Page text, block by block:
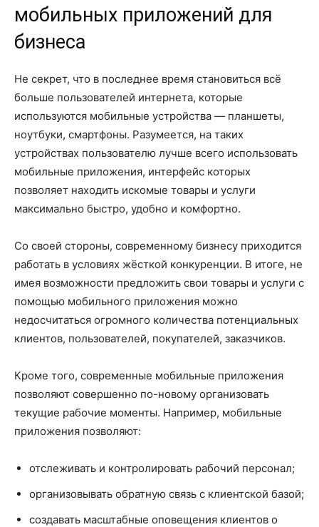
мобильных приложений для
бизнеса
Не секрет, что в последнее время становиться всё
больше пользователей интернета, которые
используются мобильные устройства — планшеты,
ноутбуки, смартфоны. Разумеется, на таких
устройствах пользователю лучше всего использовать
мобильные приложения, интерфейс которых
позволяет находить искомые товары и услуги
максимально быстро, удобно и комфортно.
Со своей стороны, современному бизнесу приходится
работать в условиях жёсткой конкуренции. В итоге, не
имея возможности предложить свои товары и услуги с
помощью мобильного приложения можно
недосчитаться огромного количества потенциальных
клиентов, пользователей, покупателей, заказчиков.
Кроме того, современные мобильные приложения
позволяют совершенно по-новому организовать
текущие рабочие моменты. Например, мобильные
приложения позволяют:
отслеживать и контролировать рабочий персонал;
организовывать обратную связь с клиентской базой;
создавать масштабные оповещения клиентов о